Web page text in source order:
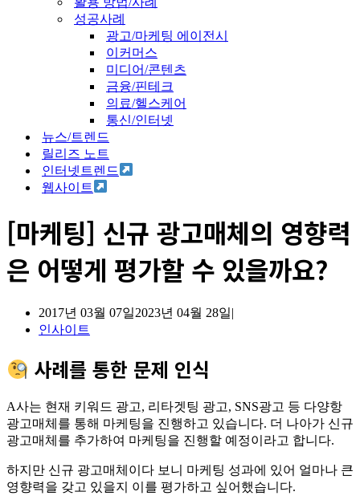
성공사례
광고/마케팅 에이전시
이커머스
미디어/콘텐츠
금융/핀테크
의료/헬스케어
통신/인터넷
뉴스/트렌드
릴리즈 노트
인터넷트렌드
웹사이트
[마케팅] 신규 광고매체의 영향력
은 어떻게 평가할 수 있을까요?
2017년 03월 07일2023년 04월 28일
인사이트
사례를 통한 문제 인식
A사는 현재 키워드 광고, 리타겟팅 광고, SNS광고 등 다양항
광고매체를 통해 마케팅을 진행하고 있습니다. 더 나아가 신규
광고매체를 추가하여 마케팅을 진행할 예정이라고 합니다.
하지만 신규 광고매체이다 보니 마케팅 성과에 있어 얼마나 큰
영향력을 갖고 있을지 이를 평가하고 싶어했습니다.